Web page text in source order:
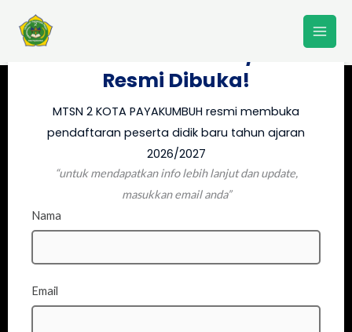
PAYAKUMBUH 2026/2027
Resmi Dibuka!
MTSN 2 KOTA PAYAKUMBUH resmi membuka
pendaftaran peserta didik baru tahun ajaran
2026/2027
“untuk mendapatkan info lebih lanjut dan update,
masukkan email anda”
Nama
Email